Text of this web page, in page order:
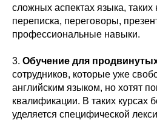
сложных аспектах языка, таких
переписка, переговоры,
профессиональные навыки.
3. Обучение для
сотрудников, которые уже
английским языком, но хотят
квалификации. В таких курсах
уделяется специфической